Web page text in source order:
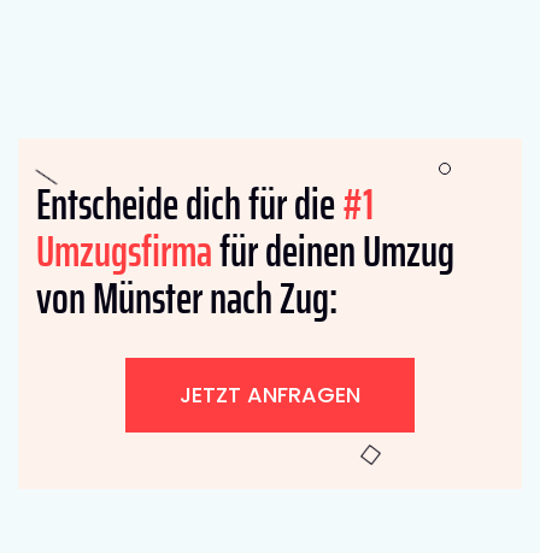
Entscheide dich für die#1
Umzugsfirmafür deinen Umzug
von Münster nach Zug:
JETZT ANFRAGEN